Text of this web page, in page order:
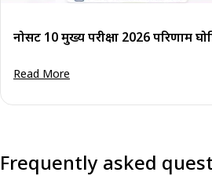
नोर्सेट 10 मुख्य परीक्षा 2026
Read More
Frequently asked